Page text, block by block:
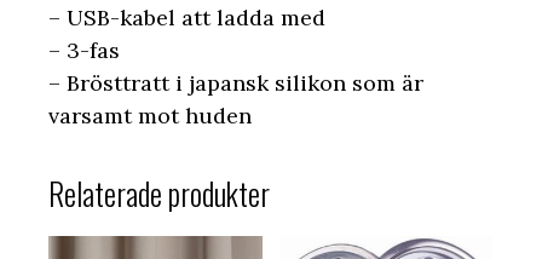
– USB-kabel att ladda med
– 3-fas
– Brösttratt i japansk silikon som är
varsamt mot huden
Relaterade produkter